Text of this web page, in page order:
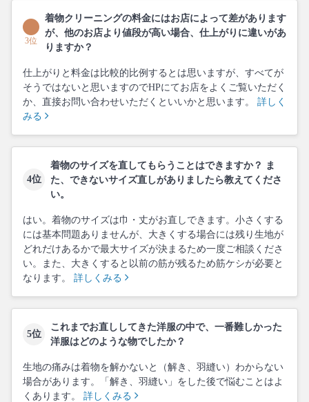
3位
着物クリーニングの料金にはお店によって差があります
が、他のお店より値段が高い場合、仕上がりに違いがあ
りますか？
仕上がりと料金は比較的比例するとは思いますが、すべてが
そうではないと思いますのでHPにてお店をよくご覧いただく
か、直接お問い合わせいただくといいかと思います。 詳しく
みる
4位
着物のサイズを直してもらうことはできますか？ ま
た、できないサイズ直しがありましたら教えてくださ
い。
はい。着物のサイズは巾・丈がお直しできます。小さくする
には基本問題ありませんが、大きくする場合には残り生地が
どれだけあるかで最大サイズが決まるため一度ご相談くださ
い。また、大きくすると以前の筋が残るため筋ケシが必要と
なります。 詳しくみる
5位
これまでお直ししてきた洋服の中で、一番難しかった
洋服はどのような物でしたか？
生地の痛みは着物を解かないと（解き、羽縫い）わからない
場合があります。「解き、羽縫い」をした後で悩むことはよ
くあります。 詳しくみる